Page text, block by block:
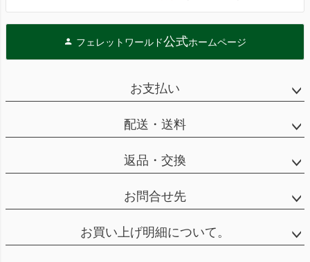
フェレットワールド公式ホームページ
お支払い
配送・送料
返品・交換
お問合せ先
お買い上げ明細について。